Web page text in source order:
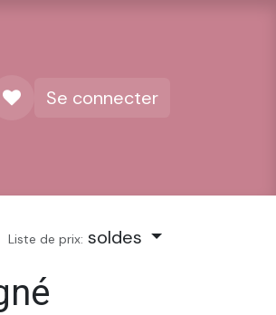
Se connecter
Liste de prix: soldes